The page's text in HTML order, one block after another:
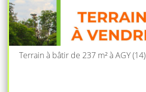
Terrain à bâtir de 237 m² à AGY (14)